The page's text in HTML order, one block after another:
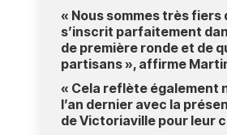
« Nous sommes très fiers
s’inscrit parfaitement
de première ronde et de
partisans », affirme
« Cela reflète également
l’an dernier avec la
de Victoriaville pour leur